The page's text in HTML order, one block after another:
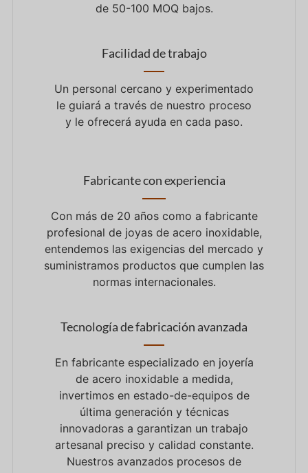
de 50-100 MOQ bajos.
Facilidad de trabajo
Un personal cercano y experimentado
le guiará a través de nuestro proceso
y le ofrecerá ayuda en cada paso.
Fabricante con experiencia
Con más de 20 años como a fabricante
profesional de joyas de acero inoxidable,
entendemos las exigencias del mercado y
suministramos productos que cumplen las
normas internacionales.
Tecnología de fabricación avanzada
En fabricante especializado en joyería
de acero inoxidable a medida,
invertimos en estado-de-equipos de
última generación ytécnicas
innovadoras a garantizan un trabajo
artesanal preciso ycalidad constante.
Nuestros avanzados procesos de